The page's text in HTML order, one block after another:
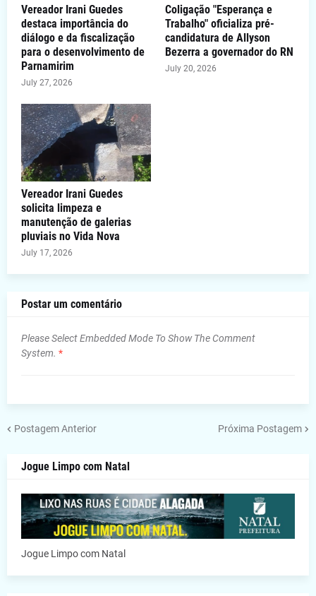
Vereador Irani Guedes
destaca importância do
diálogo e da fiscalização
para o desenvolvimento de
Parnamirim
July 27, 2026
Coligação "Esperança e
Trabalho" oficializa pré-
candidatura de Allyson
Bezerra a governador do RN
July 20, 2026
Vereador Irani Guedes
solicita limpeza e
manutenção de galerias
pluviais no Vida Nova
July 17, 2026
Postar um comentário
Please Select Embedded Mode To Show The Comment
System. *
Postagem Anterior Próxima Postagem
Jogue Limpo com Natal
Jogue Limpo com Natal